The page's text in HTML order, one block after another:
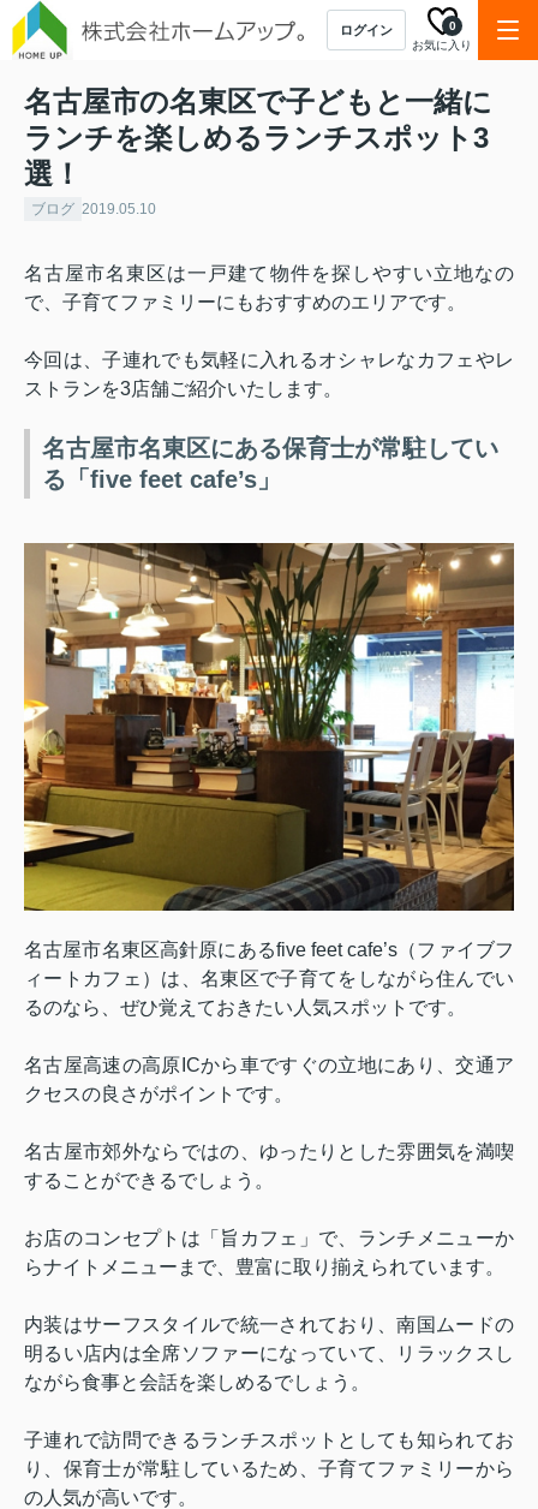
ログイン
お気に入り
0
名古屋市の名東区で子どもと一緒に
ランチを楽しめるランチスポット3
選！
ブログ 2019.05.10
名古屋市名東区は一戸建て物件を探しやすい立地なの
で、子育てファミリーにもおすすめのエリアです。
今回は、子連れでも気軽に入れるオシャレなカフェやレ
ストランを3店舗ご紹介いたします。
名古屋市名東区にある保育士が常駐してい
る「five feet cafe’s」
名古屋市名東区高針原にあるfive feet cafe’s （ファイブフ
ィートカフェ）は、名東区で子育てをしながら住んでい
るのなら、ぜひ覚えておきたい人気スポットです。
名古屋高速の高原 ICから車ですぐの立地にあり、交通ア
クセスの良さがポイントです。
名古屋市郊外ならではの、ゆったりとした雰囲気を満喫
することができるでしょう。
お店のコンセプトは「旨カフェ」で、ランチメニューか
らナイトメニューまで、豊富に取り揃えられています。
内装はサーフスタイルで統一されており、南国ムードの
明るい店内は全席ソファーになっていて、リラックスし
ながら食事と会話を楽しめるでしょう。
子連れで訪問できるランチスポットとしても知られてお
り、保育士が常駐しているため、子育てファミリーから
の人気が高いです。